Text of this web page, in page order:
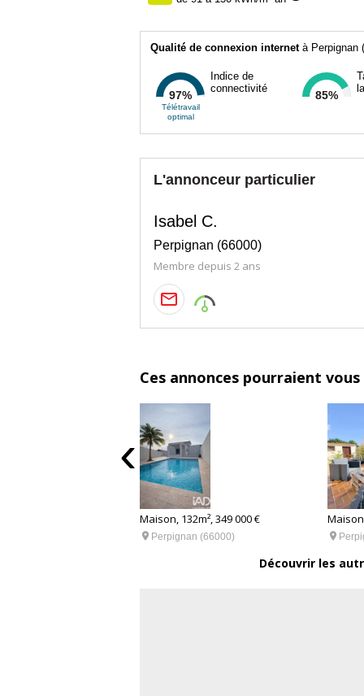
Qualité de connexion internetà Perpignan
97%
Télétravail
optimal
Indice de
connectivité
85%
L'annonceur particulier
Isabel C.
Perpignan (66000)
Membre depuis 2 ans
Ces annonces pourraient
Maison, 132m², 349 000 €
 Perpignan (66000) 
‹
Découvrir les